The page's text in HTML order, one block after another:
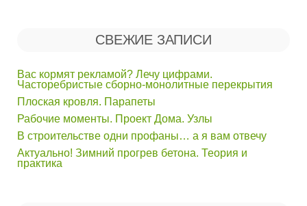
СВЕЖИЕ ЗАПИСИ
Вас кормят рекламой? Лечу цифрами.
Часторебристые сборно-монолитные перекрытия
Плоская кровля. Парапеты
Рабочие моменты. Проект Дома. Узлы
В строительстве одни профаны… а я вам отвечу
Актуально! Зимний прогрев бетона. Теория и
практика